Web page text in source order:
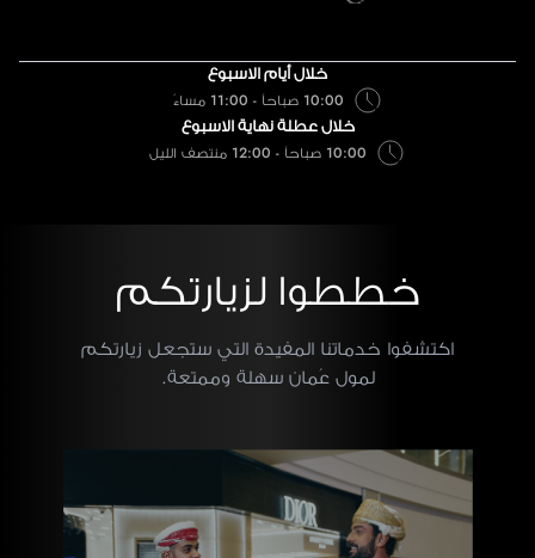
خلال أيام الاسبوع
10:00 صباحاً - 11:00 مساءً
خلال عطلة نهاية الاسبوع
10:00 صباحاً - 12:00 منتصف الليل
خططوا لزيارتكم
اكتشفوا خدماتنا المفيدة التي ستجعل زيارتكم
لمول عُمان سهلة وممتعة.